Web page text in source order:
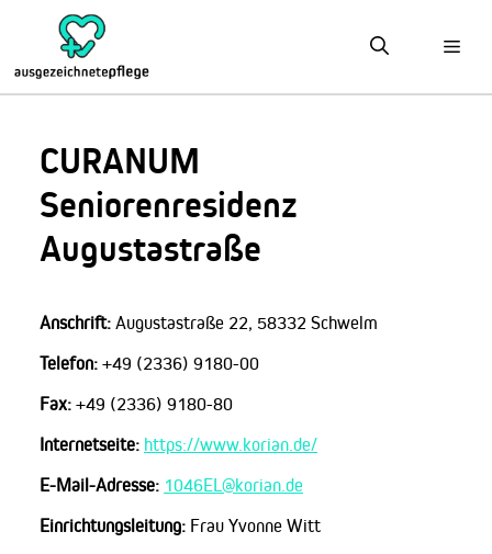
springen
CURANUM
Seniorenresidenz
Augustastraße
Anschrift: Augustastraße 22, 58332 Schwelm
Telefon: +49 (2336) 9180-00
Fax: +49 (2336) 9180-80
Internetseite: https://www.korian.de/
E-Mail-Adresse: 1046EL@korian.de
Einrichtungsleitung: Frau Yvonne Witt